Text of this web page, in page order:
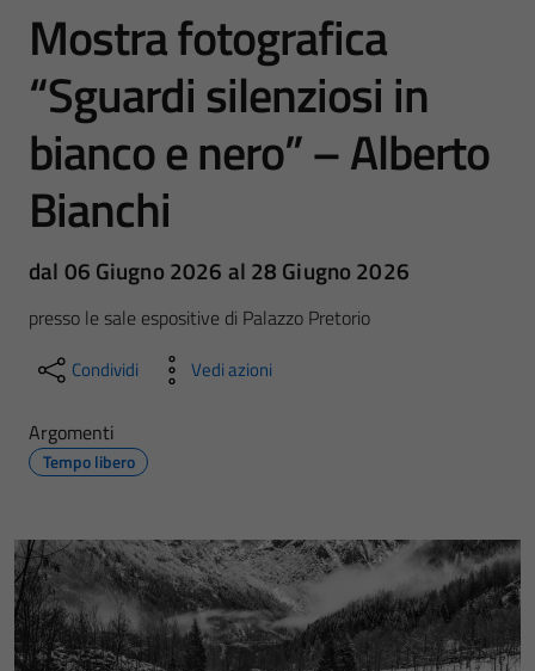
Mostra fotografica
“Sguardi silenziosi in
bianco e nero” – Alberto
Bianchi
dal 06 Giugno 2026 al 28 Giugno 2026
presso le sale espositive di Palazzo Pretorio
Condividi Vedi azioni
Argomenti
Tempo libero